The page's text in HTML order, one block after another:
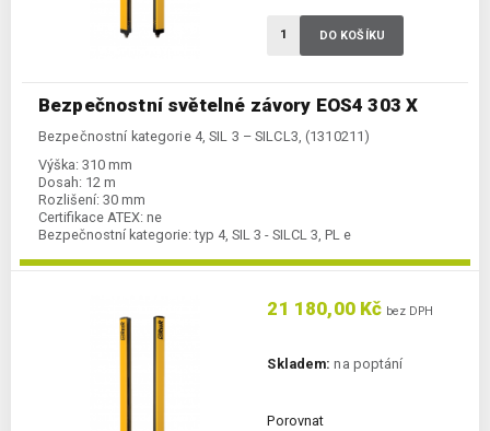
Bezpečnostní světelné závory EOS4 303 X
Bezpečnostní kategorie 4, SIL 3 – SILCL3, (1310211)
Výška: 310 mm
Dosah: 12 m
Rozlišení: 30 mm
Certifikace ATEX: ne
Bezpečnostní kategorie: typ 4, SIL 3 - SILCL 3, PL e
DO KOŠÍKU
21 180,00 Kč bez DPH
Skladem: na poptání
Porovnat